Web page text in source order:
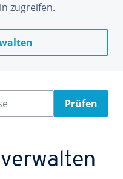
zugreifen.
Prüfen